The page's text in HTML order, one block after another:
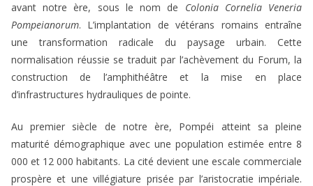
avant notre ère, sous le nom de Colonia Cornelia Veneria
Pompeianorum. L’implantation de vétérans romains entraîne
une transformation radicale du paysage urbain. Cette
normalisation réussie se traduit par l’achèvement du Forum, la
construction de l’amphithéâtre et la mise en place
d’infrastructures hydrauliques de pointe.
Au premier siècle de notre ère, Pompéi atteint sa pleine
maturité démographique avec une population estimée entre 8
000 et 12 000 habitants. La cité devient une escale commerciale
prospère et une villégiature prisée par l’aristocratie impériale.